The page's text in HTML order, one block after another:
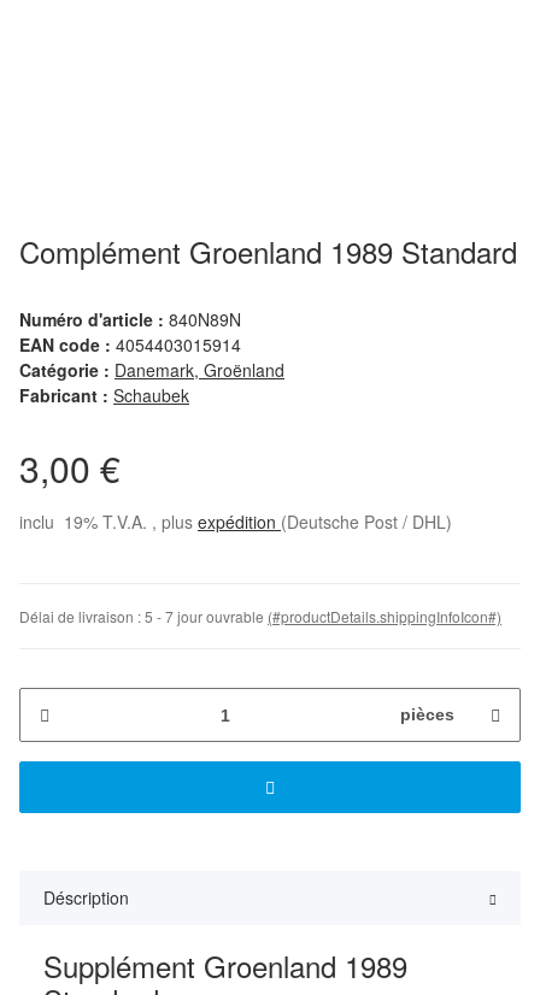
Complément Groenland 1989 Standard
Numéro d'article : 840N89N
EAN code : 4054403015914
Catégorie : Danemark, Groënland
Fabricant : Schaubek
3,00 €
inclu 19% T.V.A. , plus expédition (Deutsche Post / DHL)
Délai de livraison :5 - 7 jour ouvrable (#productDetails.shippingInfoIcon#)
pièces
Déscription
Supplément Groenland 1989